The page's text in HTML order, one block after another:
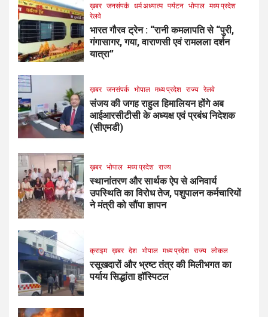
ख़बर जनसंपर्क धर्म अध्यात्म पर्यटन भोपाल मध्य प्रदेश
रेलवे
भारत गौरव ट्रेन : “रानी कमलापति से “पुरी,
गंगासागर, गया, वाराणसी एवं रामलला दर्शन
यात्रा”
ख़बर जनसंपर्क भोपाल मध्य प्रदेश राज्य रेलवे
संजय की जगह राहुल हिमालियन होंगे अब
आईआरसीटीसी के अध्यक्ष एवं प्रबंध निदेशक
(सीएमडी)
ख़बर भोपाल मध्य प्रदेश राज्य
स्थानांतरण और सार्थक ऐप से अनिवार्य
उपस्थिति का विरोध तेज, पशुपालन कर्मचारियों
ने मंत्री को सौंपा ज्ञापन
क्राइम ख़बर देश भोपाल मध्य प्रदेश राज्य लोकल
रसूखदारों और भ्रष्ट तंत्र की मिलीभगत का
पर्याय सिद्धांता हॉस्पिटल